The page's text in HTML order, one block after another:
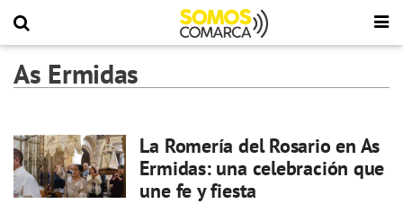
As Ermidas
La Romería del Rosario en As
Ermidas: una celebración que
une fe y fiesta